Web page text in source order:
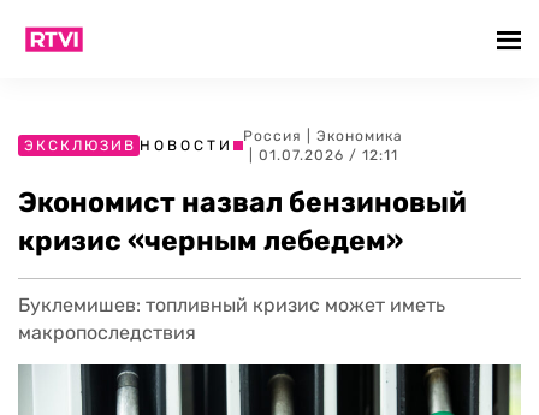
ЭКСКЛЮЗИВ НОВОСТИ
Россия
Экономика
| 01.07.2026 / 12:11
Экономист назвал бензиновый
кризис «черным лебедем»
Буклемишев: топливный кризис может иметь
макропоследствия